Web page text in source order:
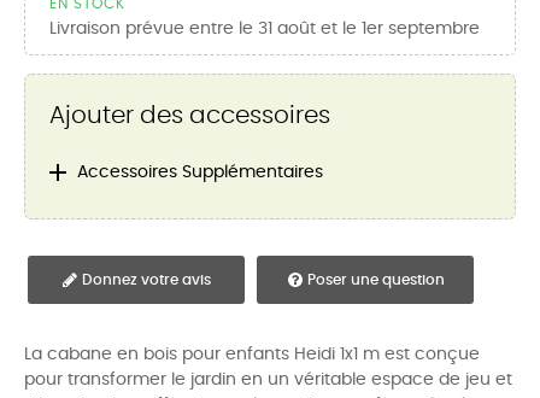
EN STOCK
Livraison prévue entre le 31 août et le 1er septembre
Ajouter des accessoires
 Accessoires Supplémentaires
Donnez votre avis Poser une question
La cabane en bois pour enfants Heidi 1x1 m est conçue
pour transformer le jardin en un véritable espace de jeu et